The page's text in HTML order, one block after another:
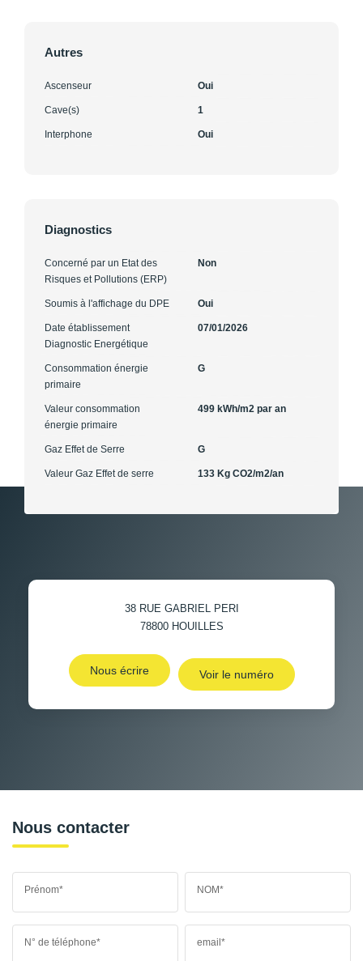
Autres
Ascenseur Oui
Cave(s) 1
Interphone Oui
Diagnostics
Concerné par un Etat des
Risques et Pollutions (ERP)
Non
Soumis à l'affichage du DPE Oui
Date établissement
Diagnostic Energétique
07/01/2026
Consommation énergie
primaire
G
Valeur consommation
énergie primaire
499 kWh/m2 par an
Gaz Effet de Serre G
Valeur Gaz Effet de serre 133 Kg CO2/m2/an
38 RUE GABRIEL PERI
78800 HOUILLES
Nous écrire Voir le numéro
Nous contacter
Prénom* NOM*
N° de téléphone* email*